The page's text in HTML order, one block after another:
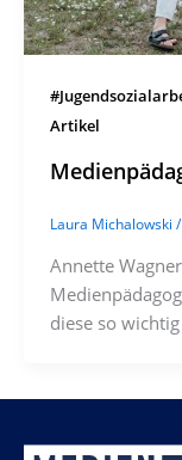
Artikel
Laura Michalowski /
Annette
diese so